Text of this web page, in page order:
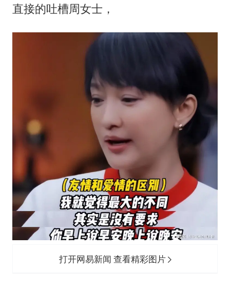
直接的吐槽周女士，
打开网易新闻 查看精彩图片